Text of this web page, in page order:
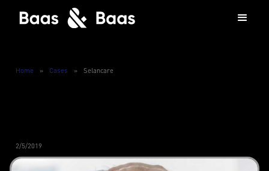
Home » Cases » Selancare
2/5/2019